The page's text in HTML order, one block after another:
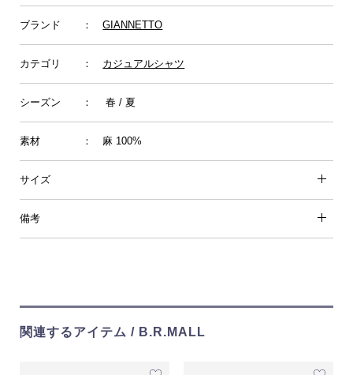
ブランド ：GIANNETTO
カテゴリ ： カジュアルシャツ
シーズン ： 春 / 夏
素材 ： 麻 100%
サイズ
備考
関連するアイテム / B.R.MALL